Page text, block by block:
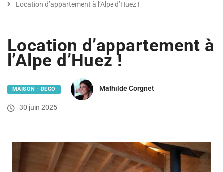
Location d’appartement à l’Alpe d’Huez !
Location d’appartement à
l’Alpe d’Huez !
MAISON - DÉCO Mathilde Corgnet
30 juin 2025